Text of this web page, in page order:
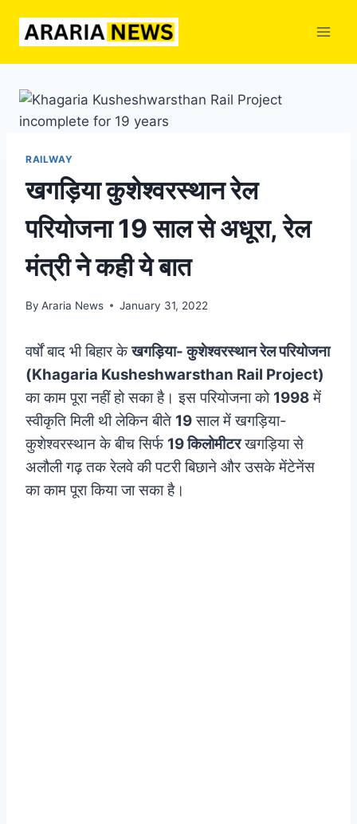
RAILWAY
खगड़िया कुशेश्वरस्थान रेल
परियोजना 19 साल से अधूरा, रेल
मंत्री ने कही ये बात
By Araria News January 31, 2022
वर्षों बाद भी बिहार केखगड़िया- कुशेश्वरस्थान रेल परियोजना
(Khagaria Kusheshwarsthan Rail Project)
का काम पूरा नहीं हो सका है। इस परियोजना को 1998में
स्वीकृति मिली थी लेकिन बीते 19साल में खगड़िया-
कुशेश्वरस्थान के बीच सिर्फ 19 किलोमीटरखगड़िया से
अलौली गढ़ तक रेलवे की पटरी बिछाने और उसके मेंटेनेंस
का काम पूरा किया जा सका है।